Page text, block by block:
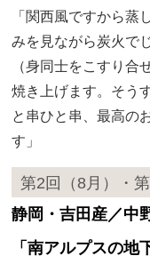
「関西風ですから蒸
みを見ながら炭火で
（身同士をこすり合
焼き上げます。そう
と串ひと串、最高の
す」
第2回（8月）・
静岡・吉田産／中
「南アルプスの